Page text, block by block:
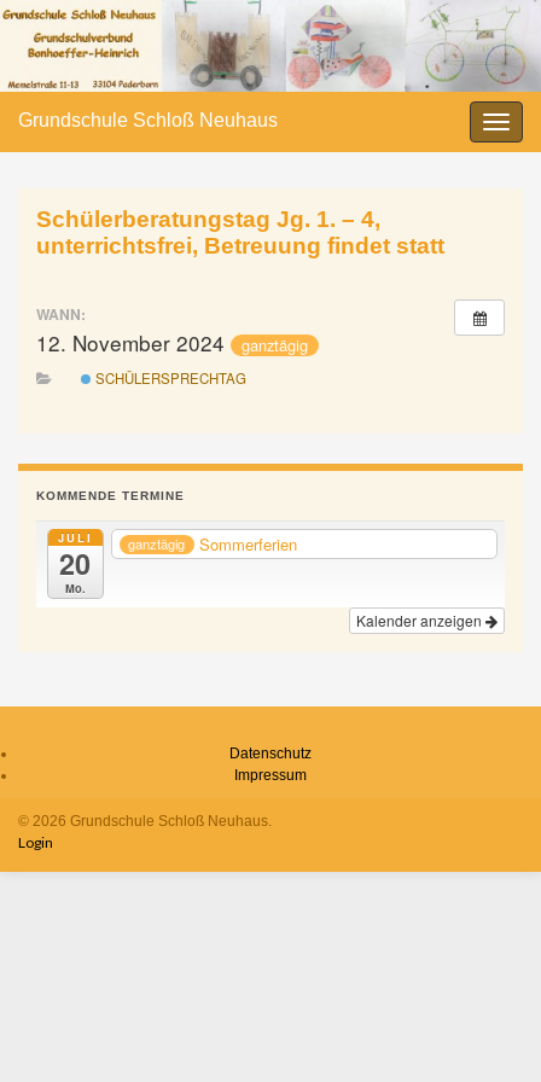
Grundschule Schloß Neuhaus
Schülerberatungstag Jg. 1. – 4,
unterrichtsfrei, Betreuung findet statt
WANN:
12. November 2024 ganztägig
SCHÜLERSPRECHTAG
KOMMENDE TERMINE
JULI
20
Mo.
ganztägig Sommerferien
Kalender anzeigen
Datenschutz
Impressum
© 2026 Grundschule Schloß Neuhaus.
Login